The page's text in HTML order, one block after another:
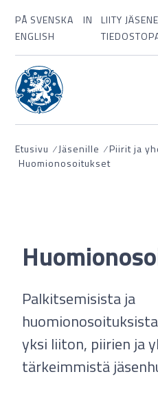
PÅ SVENSKA
IN
ENGLISH
LIITY
Etusivu ⁄Jäsenille ⁄Piirit ja
Huomionosoitukset
Palkitsemisista ja
yksi liiton, piirien ja
tärkeimmistä